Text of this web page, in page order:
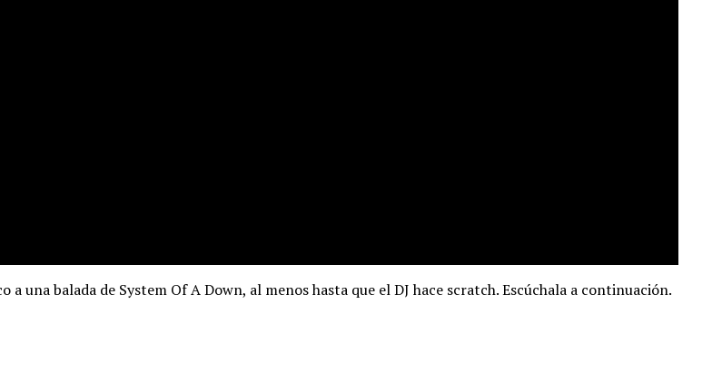
una balada de System Of A Down, al menos hasta que el DJ hace scratch. Escúchala a continuación.